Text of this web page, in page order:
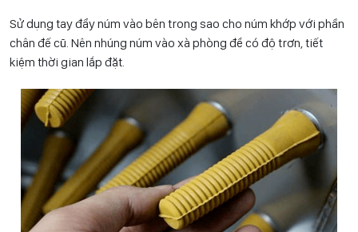
Sử dụng tay đẩy núm vào bên trong sao cho núm khớp với phần
chân đế cũ. Nên nhúng núm vào xà phòng để có độ trơn, tiết
kiệm thời gian lắp đặt.